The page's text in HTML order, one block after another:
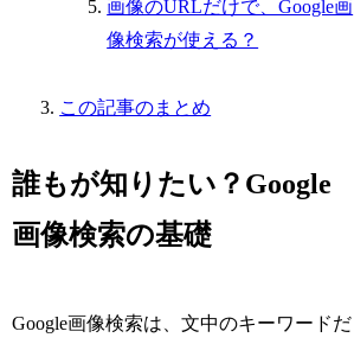
画像のURLだけで、Google画
像検索が使える？
この記事のまとめ
誰もが知りたい？Google
画像検索の基礎
Google画像検索は、文中のキーワードだ